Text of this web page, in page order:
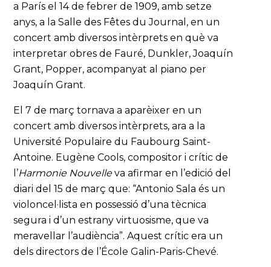
a París el 14 de febrer de 1909, amb setze
anys, a la Salle des Fêtes du Journal, en un
concert amb diversos intèrprets en què va
interpretar obres de Fauré, Dunkler, Joaquín
Grant, Popper, acompanyat al piano per
Joaquín Grant.
El 7 de març tornava a aparèixer en un
concert amb diversos intèrprets, ara a la
Université Populaire du Faubourg Saint-
Antoine. Eugène Cools, compositor i crític de
l’Harmonie Nouvelleva afirmar en l’edició del
diari del 15 de març que: “Antonio Sala és un
violoncel·lista en possessió d’una tècnica
segura i d’un estrany virtuosisme, que va
meravellar l’audiència”. Aquest crític era un
dels directors de l’École Galin-Paris-Chevé.